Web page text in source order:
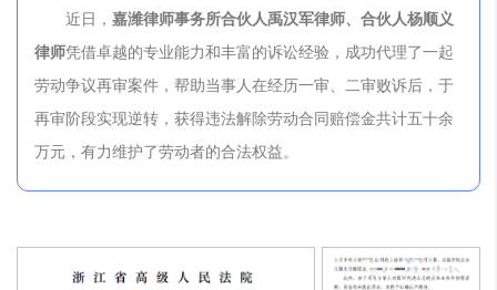
近日， 嘉潍律师事务所合伙人禹汉军律师、合伙人杨顺义
律师凭借卓越的专业能力和丰富的诉讼经验，成功代理了一起
劳动争议再审案件，帮助当事人在经历一审、二审败诉后，于
再审阶段实现逆转，获得违法解除劳动合同赔偿金共计五十余
万元，有力维护了劳动者的合法权益。